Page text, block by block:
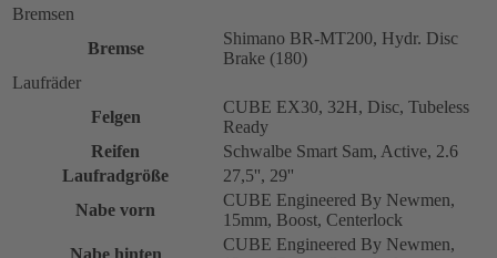
Bremsen
Bremse
Shimano BR-MT200, Hydr. Disc
Brake (180)
Laufräder
Felgen
CUBE EX30, 32H, Disc, Tubeless
Ready
Reifen
Schwalbe Smart Sam, Active, 2.6
Laufradgröße
27,5'', 29''
Nabe vorn
CUBE Engineered By Newmen,
15mm, Boost, Centerlock
Nabe hinten
CUBE Engineered By Newmen,